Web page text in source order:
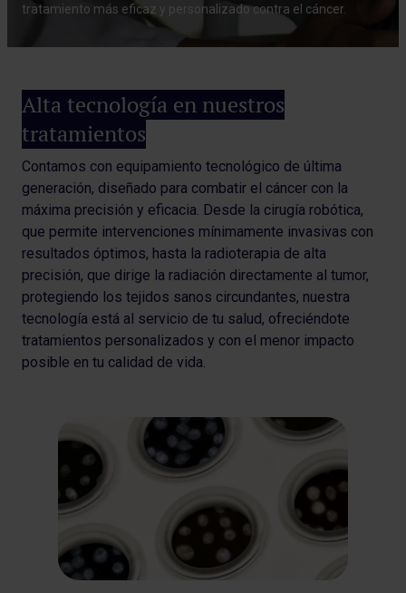
tratamiento más eficaz y personalizado contra el cáncer.
Alta tecnología en nuestros
tratamientos
Contamos con equipamiento tecnológico de última
generación, diseñado para combatir el cáncer con la
máxima precisión y eficacia. Desde la cirugía robótica,
que permite intervenciones mínimamente invasivas con
resultados óptimos, hasta la radioterapia de alta
precisión, que dirige la radiación directamente al tumor,
protegiendo los tejidos sanos circundantes, nuestra
tecnología está al servicio de tu salud, ofreciéndote
tratamientos personalizados y con el menor impacto
posible en tu calidad de vida.